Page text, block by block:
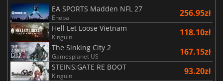
EA SPORTS Madden NFL 27
Eneba 256.95zł
Hell Let Loose Vietnam
Kinguin 118.10zł
The Sinking City 2
Gamesplanet US 167.15zł
STEINS;GATE RE BOOT
Kinguin 93.20zł